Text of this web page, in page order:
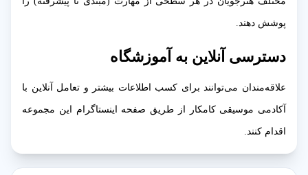
پوشش دهند.
دسترسی آنلاین به آموزشگاه
علاقه‌مندان می‌توانند برای کسب اطلاعات بیشتر و تعامل آنلاین با
آکادمی موسیقی کامکار از طریق صفحه اینستاگرام این مجموعه
اقدام کنند.